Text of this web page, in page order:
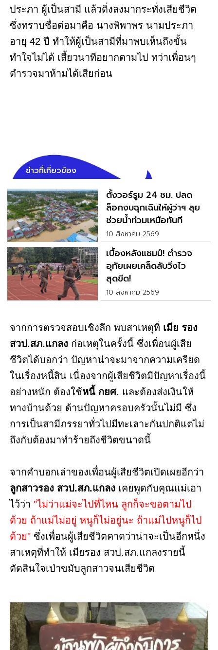
ประภา ผู้เป็นสามี แล้วดิ่งลงมากระทั่งเสียชีวิต
ซึ่งทราบชื่อต่อมาคือ นางพิพาพร นามประภา
อายุ 42 ปี ทำให้ผู้เป็นสามีที่มาพบเห็นถึงขั้น
ทำใจไม่ได้ เสี้ยวนาทีอยากตามไป ทว่าเพื่อนๆ
ตำรวจมาห้ามได้เสียก่อน
ข่าวที่เกี่ยวข้อง
ตั้งวอร์รูม 24 ชม. ปลด
ล็อกงบฉุกเฉินให้ผู้ว่าฯ ลุย
ช่วยน้ำท่วมเหนือทันที
10 สิงหาคม 2569
เบื้องหลังแชมป์! ตำรวจ
อุทัยเผยเคล็ดลับวิ่งไว
สุดขีด!
10 สิงหาคม 2569
จากการตรวจสอบเชิงลึก พบสาเหตุที่ เมีย รอง
สวป.สภ.แกลง ก่อเหตุในครั้งนี้ ซึ่งเพื่อนผู้เสีย
ชีวิตได้บอกว่า ปัญหาน่าจะมาจากความเครียด
ในเรื่องหนี้สิน เนื่องจากผู้เสียชีวิตมีปัญหาเรื่องนี้
อย่างหนัก ต้องใช้หนี้ กยศ. และต้องส่งเงินให้
ทางบ้านด้วย ด้านปัญหาครอบครัวนั้นไม่มี ซึ่ง
การเป็นสามีภรรยาทั่วไปมีทะเลาะกันปกติแต่ไม่
ถึงกับต้องมาทำร้ายถึงชีวิตขนาดนี้
จากคำบอกเล่าของเพื่อนผู้เสียชีวิตเปิดเผยอีกว่า
ลูกสาวรอง สวป.สภ.แกลง เคยพูดกับคุณแม่เอา
ไว้ว่า "ไม่ว่าแม่จะไปที่ไหน ลูกก็จะขอตามไป
ด้วย ถ้าแม่ไม่อยู่ หนูก็ไม่อยู่นะ ถ้าแม่ไปหนูก็ไป
ด้วย" ซึ่งเพื่อนผู้เสียชีวิตคาดว่าน่าจะเป็นอีกหนึ่ง
สาเหตุที่ทำให้ เมียรอง สวป.สภ.แกลงรายนี้
ตัดสินใจเป่าขมับลูกสาวจนเสียชีวิต